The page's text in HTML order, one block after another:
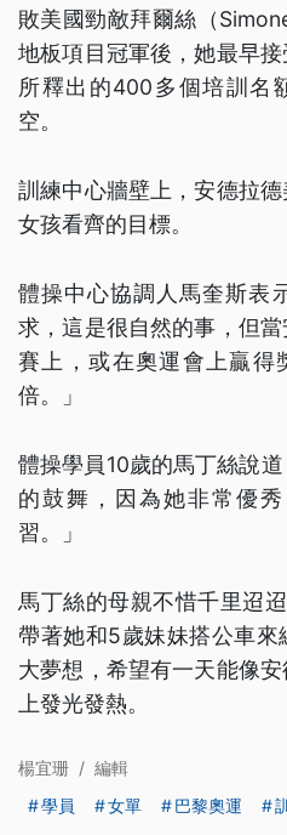
敗美國勁敵拜爾絲（
地板項目冠軍後，她最早
所釋出的400多個培訓名
空。
訓練中心牆壁上，安德拉
女孩看齊的目標。
體操中心協調人馬奎斯表
求，這是很自然的事，但
賽上，或在奧運會上贏得
倍。」
體操學員10歲的馬丁絲說
的鼓舞，因為她非常優
習。」
馬丁絲的母親不惜千里迢
帶著她和5歲妹妹搭公車來
大夢想，希望有一天能像
上發光發熱。
楊宜珊 / 編輯
學員
女單 巴黎奧運